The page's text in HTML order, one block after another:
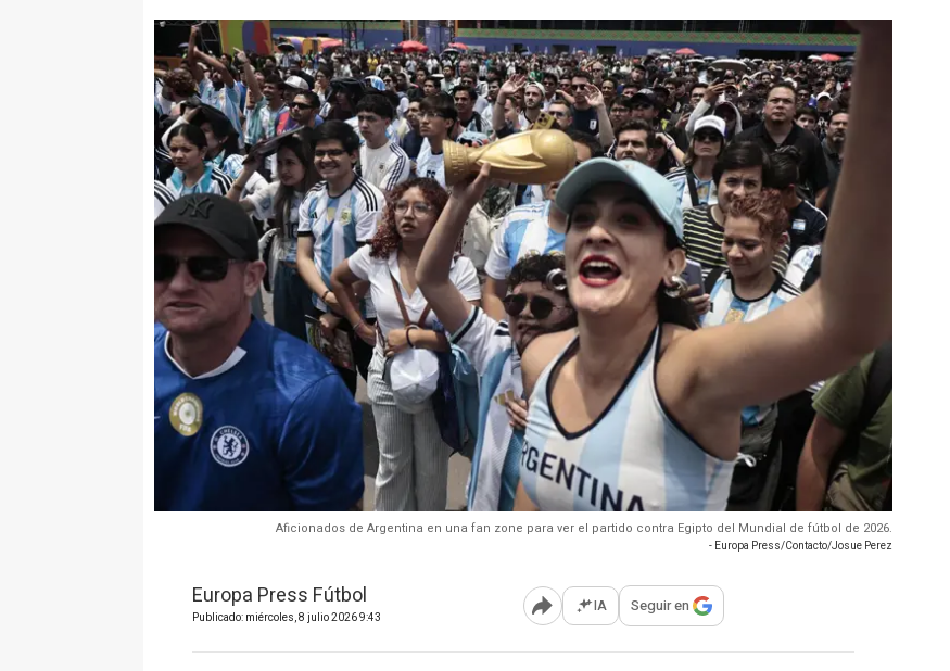
Aficionados de Argentina en una fan zone para ver el partido contra Egipto del Mundial de fútbol de 2026.
- Europa Press/Contacto/Josue Perez
Europa Press Fútbol
Publicado: miércoles, 8 julio 2026 9:43 Abrir opciones para compartir
IA Seguir en